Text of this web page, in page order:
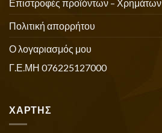
Επιστροφές προϊόντων – Χρημάτων
Πολιτική απορρήτου
Ο λογαριασμός μου
Γ.Ε.ΜΗ 076225127000
ΧΑΡΤΗΣ